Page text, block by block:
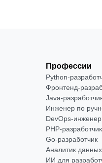
Профессии
Python-
Фронтенд-
Java-
Инженер по
DevOps-
РНР-разработчик
Go-разработчик
Аналитик данных
ИИ для